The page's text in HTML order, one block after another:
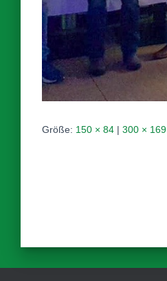
Größe: 150 × 84 | 300 × 169